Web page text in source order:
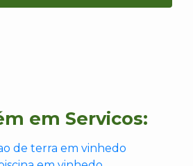
em Servicos:
de terra em vinhedo